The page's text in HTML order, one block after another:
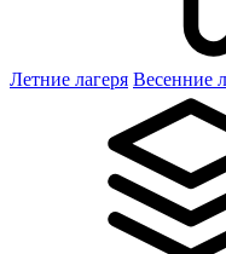
Летние лагеря Весенние